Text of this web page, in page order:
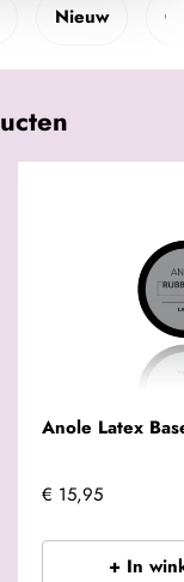
Nieuw
Anole Latex
€ 15,95
+ In